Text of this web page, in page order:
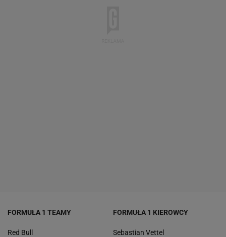
FORMUŁA 1 TEAMY
Red Bull
FORMUŁA 1 KIEROWCY
Sebastian Vettel